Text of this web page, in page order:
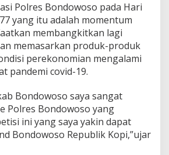
Polres Bondowoso pada Hari
yang itu adalah momentum
membangkitkan lagi
memasarkan produk-produk
perekonomian mengalami
pandemi covid-19.
Bondowoso saya sangat
Polres Bondowoso yang
ini yang saya yakin dapat
Bondowoso Republik Kopi,”ujar